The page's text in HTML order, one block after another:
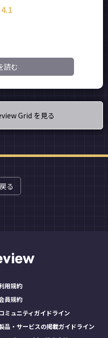
4.1
読む
Grid を見る
る
用規約
員規約
コミュニティガイドライン
品・サービスの掲載ガイドライン